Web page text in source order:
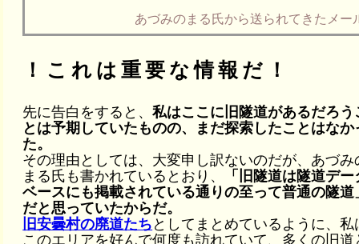
あづみのまる氏から送られてきたメー
！これは重要な情報だ！
先に告白をすると、私はここに旧隧道があるだろう
とは予期していたものの、まだ探索したことはなか
た。
その理由としては、大変申し訳ないのだが、あづみ
まる氏も書かれているとおり、
「旧隧道は隧道デー
ベースにも掲載されている通りの至って普通の隧道
だと思っていたからだ。
旧安曇村の廃道たち としてまとめているように、私
このエリアを好んで何度も訪れていて、多くの旧道